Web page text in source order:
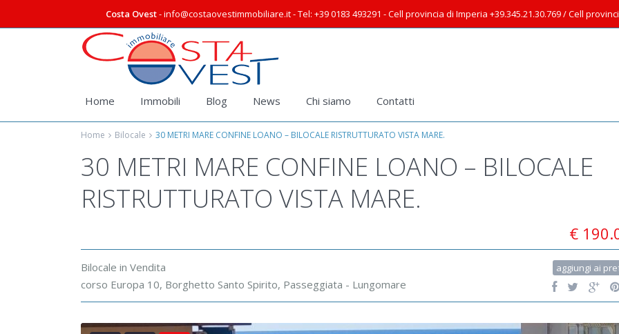
Costa Ovest- info@costaovestimmobiliare.it - Tel: +39 0183 493291 - Cell provincia di Imperia +39.345.21.30.769 / Cell
Home Immobili Blog News Chi siamo Contatti
Home Bilocale 30 METRI MARE CONFINE LOANO – BILOCALE RISTRUTTURATO VISTA MARE.
30 METRI MARE CONFINE LOANO – BILOCALE
RISTRUTTURATO VISTA MARE.
€
Bilocale in Vendita
corso Europa 10, Borghetto Santo Spirito, Passeggiata - Lungomare
aggiungi ai